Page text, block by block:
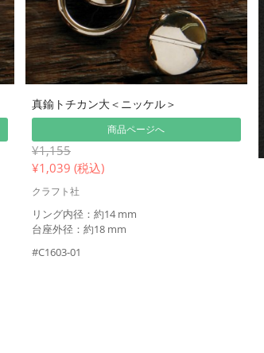
真鍮トチカン大＜ニッケル＞
商品ページへ
¥1,155
¥1,039 (税込)
クラフト社
リング内径：約14 mm
台座外径：約18 mm
#C1603-01